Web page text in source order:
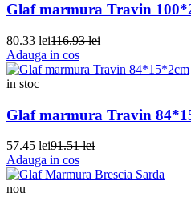
Glaf marmura Travin
80.33 lei116.93 lei
Adauga in cos
in stoc
Glaf marmura Travin
57.45 lei91.51 lei
Adauga in cos
nou